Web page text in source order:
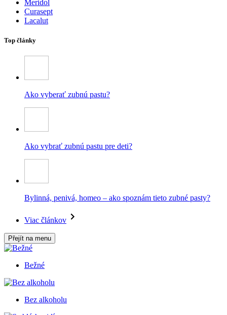
Meridol
Curasept
Lacalut
Top články
Ako vyberať zubnú pastu?
Ako vybrať zubnú pastu pre deti?
Bylinná, penivá, homeo – ako spoznám tieto zubné pasty?
Viac článkov
Přejít na menu
Bežné
Bez alkoholu